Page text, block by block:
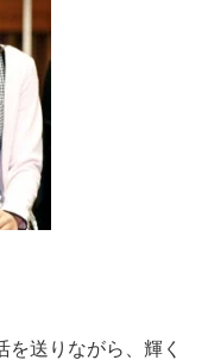
を送りながら、輝く